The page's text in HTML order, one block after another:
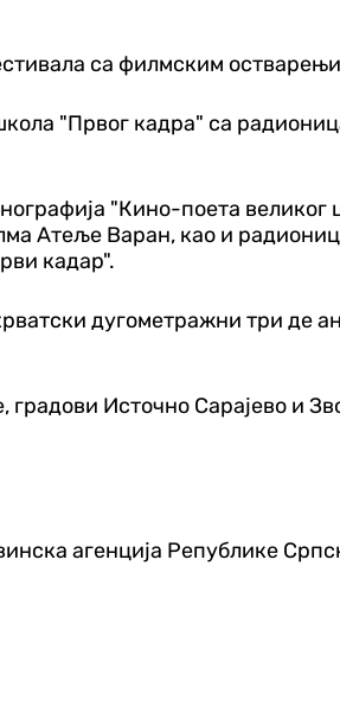
са филмским
"Првог кадра" са
"Кино-поета
Атеље Варан, као и
кадар".
дугометражни три
Источно Сарајево и
агенција Републике